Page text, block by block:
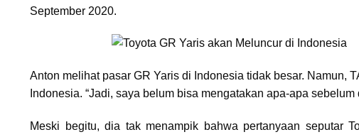
September 2020.
Anton melihat pasar GR Yaris di Indonesia tidak besar. Namun,
Indonesia. “Jadi, saya belum bisa mengatakan apa-apa sebelum
Meski begitu, dia tak menampik bahwa pertanyaan seputar